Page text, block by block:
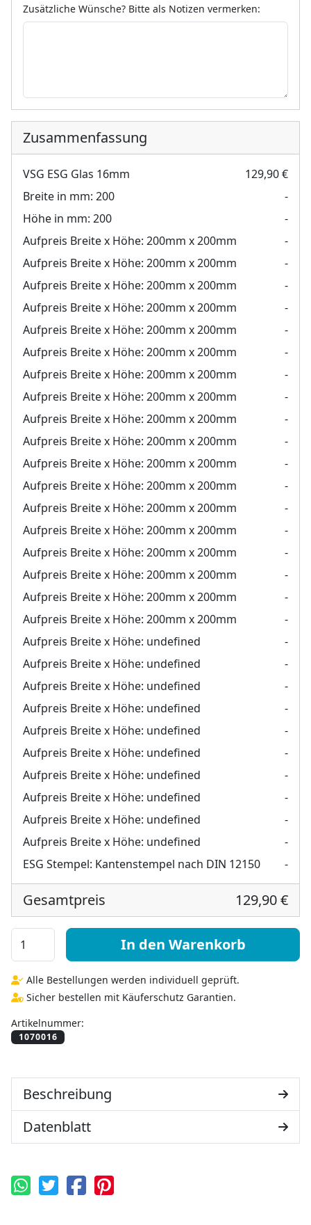
Zusätzliche Wünsche? Bitte als Notizen vermerken:
Zusammenfassung
VSG ESG Glas 16mm
129,90 €
Breite in mm: 200
-
Höhe in mm: 200
-
Aufpreis Breite x Höhe: 200mm x 200mm
-
Aufpreis Breite x Höhe: 200mm x 200mm
-
Aufpreis Breite x Höhe: 200mm x 200mm
-
Aufpreis Breite x Höhe: 200mm x 200mm
-
Aufpreis Breite x Höhe: 200mm x 200mm
-
Aufpreis Breite x Höhe: 200mm x 200mm
-
Aufpreis Breite x Höhe: 200mm x 200mm
-
Aufpreis Breite x Höhe: 200mm x 200mm
-
Aufpreis Breite x Höhe: 200mm x 200mm
-
Aufpreis Breite x Höhe: 200mm x 200mm
-
Aufpreis Breite x Höhe: 200mm x 200mm
-
Aufpreis Breite x Höhe: 200mm x 200mm
-
Aufpreis Breite x Höhe: 200mm x 200mm
-
Aufpreis Breite x Höhe: 200mm x 200mm
-
Aufpreis Breite x Höhe: 200mm x 200mm
-
Aufpreis Breite x Höhe: 200mm x 200mm
-
Aufpreis Breite x Höhe: 200mm x 200mm
-
Aufpreis Breite x Höhe: 200mm x 200mm
-
Aufpreis Breite x Höhe: undefined
-
Aufpreis Breite x Höhe: undefined
-
Aufpreis Breite x Höhe: undefined
-
Aufpreis Breite x Höhe: undefined
-
Aufpreis Breite x Höhe: undefined
-
Aufpreis Breite x Höhe: undefined
-
Aufpreis Breite x Höhe: undefined
-
Aufpreis Breite x Höhe: undefined
-
Aufpreis Breite x Höhe: undefined
-
Aufpreis Breite x Höhe: undefined
-
ESG Stempel: Kantenstempel nach DIN 12150 -
Gesamtpreis 129,90 €
VSG ESG Glas 16mm MengeIn den Warenkorb
Alle Bestellungen werden individuell geprüft.
Sicher bestellen mit Käuferschutz Garantien.
Artikelnummer:
Beschreibung
Datenblatt